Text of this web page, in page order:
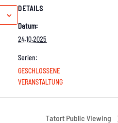
DETAILS
Datum:
24.10.2025
Serien:
GESCHLOSSENE
VERANSTALTUNG
Tatort Public Viewing